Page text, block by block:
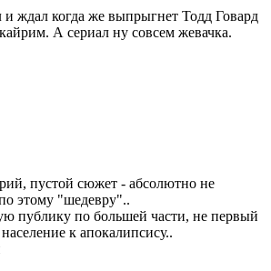
и ждал когда же выпрыгнет Тодд Говард
А сериал ну совсем жевачка.
пустой сюжет - абсолютно не
этому "шедевру"..
публику по большей части, не первый
к апокалипсису..